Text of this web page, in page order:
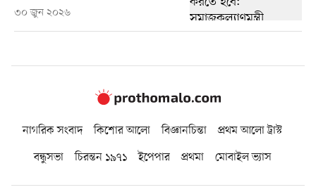
৩০ জুন ২০২৬
নাগরিক সংবাদ কিশোর আলো বিজ্ঞানচিন্তা
প্রথম আলো ট্রাস্ট
বন্ধুসভা
চিরন্তন ১৯৭১ ইপেপার প্রথমা মোবাইল ভ্যাস